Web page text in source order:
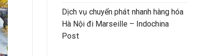
Dịch vụ chuyển phát nhanh hàng hóa
Hà Nội đi Marseille – Indochina
Post